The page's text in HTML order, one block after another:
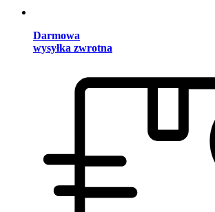
Darmowa
wysyłka zwrotna